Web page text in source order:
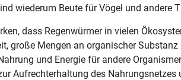
wiederum Beute für Vögel und andere
dass Regenwürmer in vielen
große Mengen an organischer
und Energie für andere
Aufrechterhaltung des Nahrungsnetzes